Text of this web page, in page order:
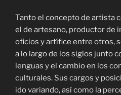
Tanto el concepto de artista
el de artesano, productor de
oficios y artífice entre otros,
a lo largo de los siglos junto
lenguas y el cambio en los
culturales. Sus cargos y
ido variando, así como la